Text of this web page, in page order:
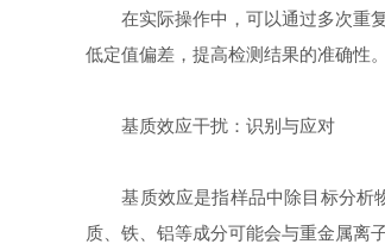
在实际操作中，可以通过多次重复
低定值偏差，提高检测结果的准确性。
基质效应干扰：识别与应对
基质效应是指样品中除目标分析物
质、铁、铝等成分可能会与重金属离